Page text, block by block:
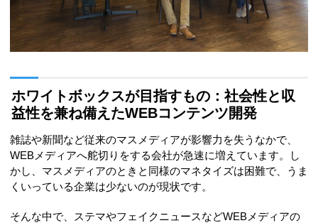
ホワイトボックスが目指すもの：社会性と収
益性を兼ね備えたWEBコンテンツ開発
雑誌や新聞など従来のマスメディアが影響力を失うなかで、
WEBメディアへ舵切りをする会社が急速に増えています。し
かし、マスメディアのときと同様のマネタイズは困難で、うま
くいっている企業は少ないのが現状です。
そんな中で、ステマやフェイクニュースなどWEBメディアの